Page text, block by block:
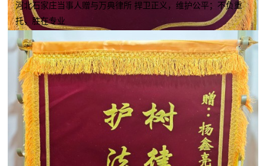
河北石家庄当事人赠与万典律所 捍卫正义，维护公平；不负重
托，胜在专业